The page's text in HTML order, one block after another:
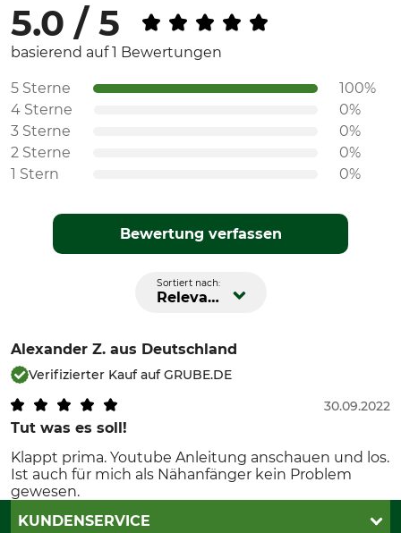
5.0 / 5
basierend auf 1 Bewertungen
5 Sterne
100%
4 Sterne
0%
3 Sterne
0%
2 Sterne
0%
1 Stern
0%
Bewertung verfassen
Sortiert nach:
Relevanz
Alexander Z. aus Deutschland
Verifizierter Kauf auf GRUBE.DE
Tut was es soll!
30.09.2022
Klappt prima. Youtube Anleitung anschauen und los.
Ist auch für mich als Nähanfänger kein Problem
gewesen.
KUNDENSERVICE